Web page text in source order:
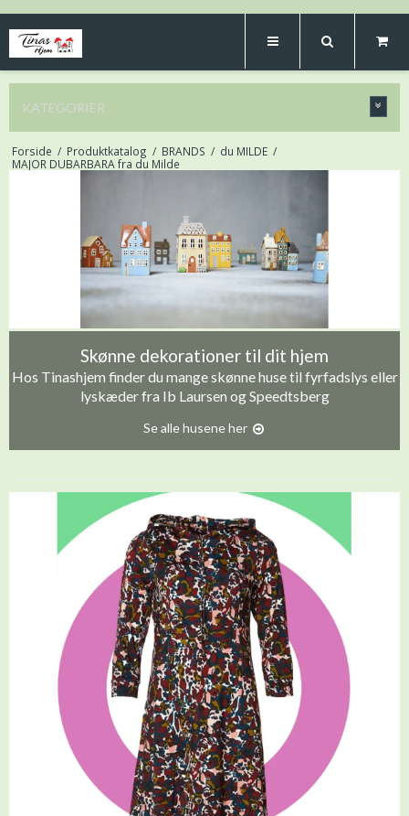
KATEGORIER
Forside / Produktkatalog / BRANDS / du MILDE /
MAJOR DUBARBARA fra du Milde
Skønne dekorationer til dit hjem
Hos Tinashjem finder du mange skønne huse til fyrfadslys eller
lyskæder fra Ib Laursen og Speedtsberg
Se alle husene her